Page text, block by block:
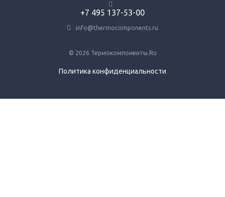
© 2026 Термокомпоненты.Ru
Политика конфиденциальности
+7 495 137-53-00
info@thermocomponents.ru